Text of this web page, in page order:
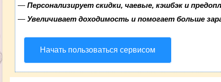
— Персонализирует скидки, чаевые, кэшбэк и
— Увеличивает доходимость и помогает больше
Начать пользоваться сервисом